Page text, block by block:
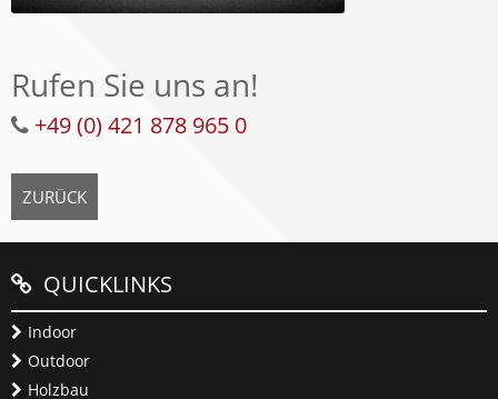
Rufen Sie uns an!
+49 (0) 421 878 965 0
ZURÜCK
QUICKLINKS
Indoor
Outdoor
Holzbau